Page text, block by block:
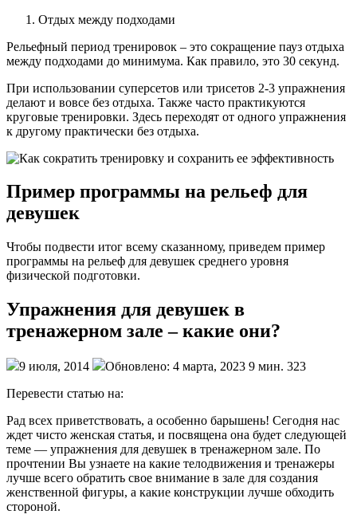
Отдых между подходами
Рельефный период тренировок – это сокращение пауз отдыха
между подходами до минимума. Как правило, это 30 секунд.
При использовании суперсетов или трисетов 2-3 упражнения
делают и вовсе без отдыха. Также часто практикуются
круговые тренировки. Здесь переходят от одного упражнения
к другому практически без отдыха.
Пример программы на рельеф для
девушек
Чтобы подвести итог всему сказанному, приведем пример
программы на рельеф для девушек среднего уровня
физической подготовки.
Упражнения для девушек в
тренажерном зале – какие они?
9 июля, 2014
Обновлено: 4 марта, 2023 9 мин. 323
Перевести статью на:
Рад всех приветствовать, а особенно барышень! Сегодня нас
ждет чисто женская статья, и посвящена она будет следующей
теме — упражнения для девушек в тренажерном зале. По
прочтении Вы узнаете на какие телодвижения и тренажеры
лучше всего обратить свое внимание в зале для создания
женственной фигуры, а какие конструкции лучше обходить
стороной.